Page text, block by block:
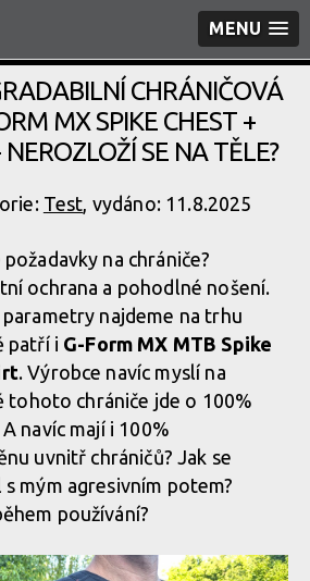
MENU
CHRÁNIČOVÁ
MX SPIKE CHEST +
SE NA TĚLE?
Test, vydáno: 11.8.2025
na chrániče?
ochrana a pohodlné nošení.
najdeme na trhu
patří i G-Form MX MTB Spike
. Výrobce navíc myslí na
tohoto chrániče jde o 100%
navíc mají i 100%
uvnitř chráničů? Jak se
mým agresivním potem?
používání?